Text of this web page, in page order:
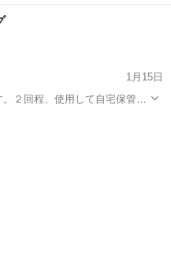
さる方にお譲り致します。
キナ
1月15日